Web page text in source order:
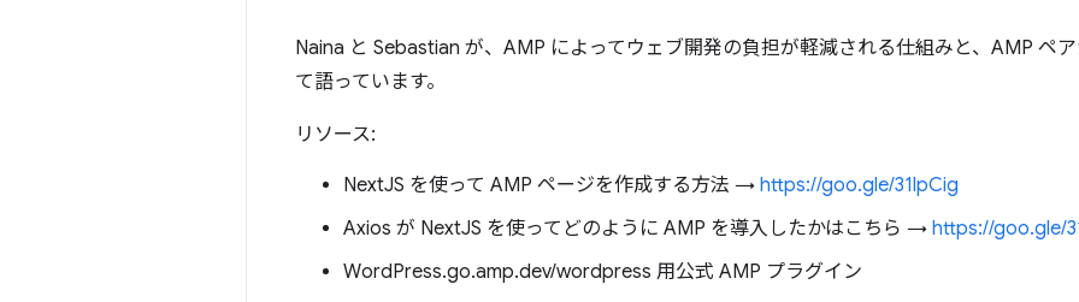
Naina と Sebastian が、AMP によってウェブ開発の負担が軽減される仕組みと、AMP ペ
て語っています。
リソース:
NextJS を使って AMP ページを作成する方法 → https://goo.gle/31lpCig
Axios が NextJS を使ってどのように AMP を導入したかはこちら → https://goo.gle/
WordPress.go.amp.dev/wordpress 用公式 AMP プラグイン